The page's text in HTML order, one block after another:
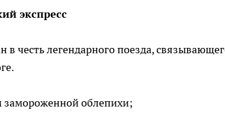
экспресс
в честь легендарного поезда,
замороженной облепихи;